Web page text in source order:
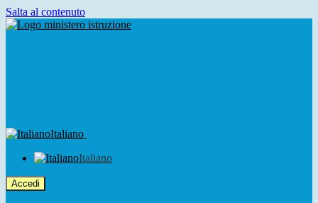
Salta al contenuto
Italiano
Italiano
Accedi